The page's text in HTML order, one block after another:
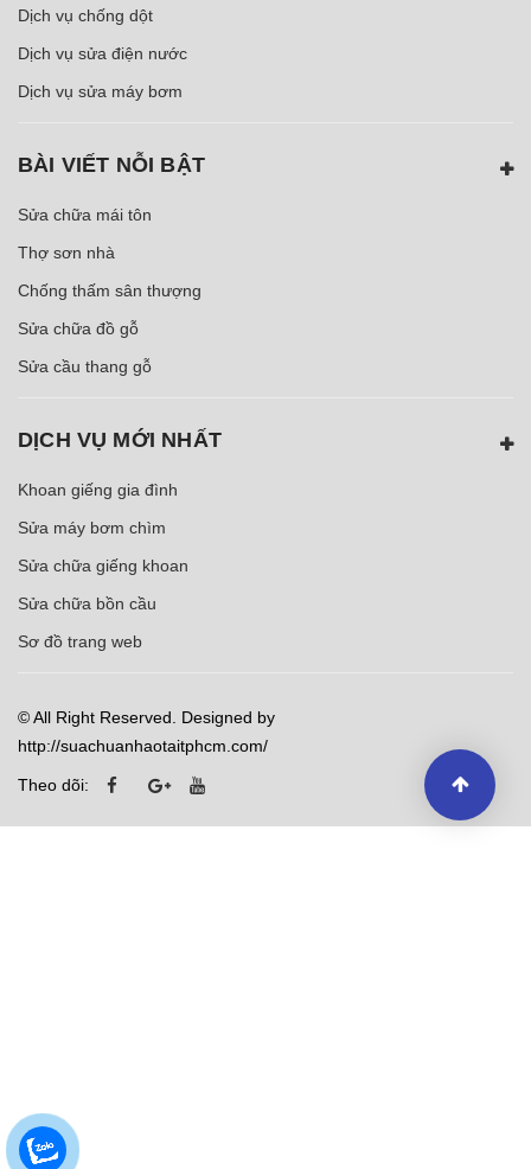
Dịch vụ chống dột
Dịch vụ sửa điện nước
Dịch vụ sửa máy bơm
BÀI VIẾT NỖI BẬT
Sửa chữa mái tôn
Thợ sơn nhà
Chống thấm sân thượng
Sửa chữa đồ gỗ
Sửa cầu thang gỗ
DỊCH VỤ MỚI NHẤT
Khoan giếng gia đình
Sửa máy bơm chìm
Sửa chữa giếng khoan
Sửa chữa bồn cầu
Sơ đồ trang web
© All Right Reserved. Designed by
http://suachuanhaotaitphcm.com/
Theo dõi: